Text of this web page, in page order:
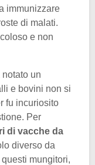
immunizzare
di malati.
e non
un
e bovini non si
fu incuriosito
Per
di vacche da
diverso da
mungitori,